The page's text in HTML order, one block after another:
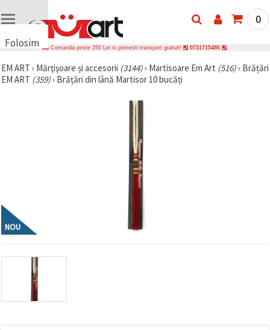
Folosim
uri
🍪 Folosim
și, cu
acordul
dumneavoastră,
traficul și a
conținut și
0
Comanda peste 250 Lei si primesti transport gratuit! 0731715486
EM ART › Mărţişoare și accesorii (3144)› Martisoare Em Art (516)› Brățări
EM ART (359)› Brățări din lână Martisor 10 bucăți
NOU